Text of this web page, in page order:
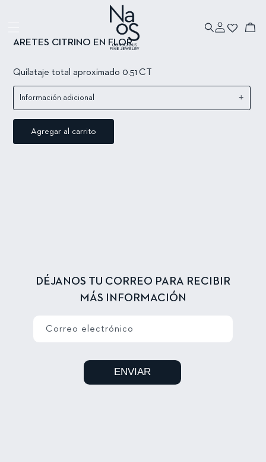
sesión
Carrito
ARETES CITRINO EN FLOR
Quilataje total aproximado 0.51 CT
Información adicional +
Agregar al carrito
DÉJANOS TU CORREO PARA RECIBIR
MÁS INFORMACIÓN
Correo electrónico
ENVIAR